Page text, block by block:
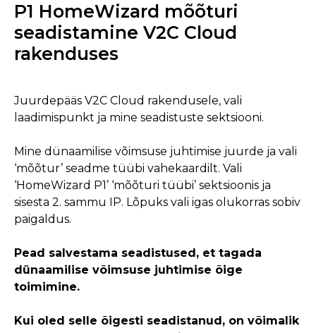
P1 HomeWizard mõõturi
seadistamine V2C Cloud
rakenduses
Juurdepääs V2C Cloud rakendusele, vali
laadimispunkt ja mine seadistuste sektsiooni.
Mine dünaamilise võimsuse juhtimise juurde ja vali
‘mõõtur’ seadme tüübi vahekaardilt. Vali
‘HomeWizard P1’ ‘mõõturi tüübi’ sektsioonis ja
sisesta 2. sammu IP. Lõpuks vali igas olukorras sobiv
paigaldus.
Pead salvestama seadistused, et tagada
dünaamilise võimsuse juhtimise õige
toimimine.
Kui oled selle õigesti seadistanud, on võimalik